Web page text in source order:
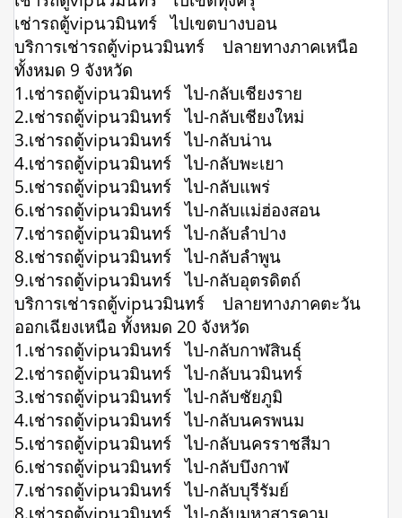
เช่ารถตู้vipนวมินทร์ ไปเขตบางบอน
บริการเช่ารถตู้vipนวมินทร์ ปลายทางภาคเหนือ
ทั้งหมด 9 จังหวัด
1.เช่ารถตู้vipนวมินทร์ ไป-กลับเชียงราย
2.เช่ารถตู้vipนวมินทร์ ไป-กลับเชียงใหม่
3.เช่ารถตู้vipนวมินทร์ ไป-กลับน่าน
4.เช่ารถตู้vipนวมินทร์ ไป-กลับพะเยา
5.เช่ารถตู้vipนวมินทร์ ไป-กลับแพร่
6.เช่ารถตู้vipนวมินทร์ ไป-กลับแม่ฮ่องสอน
7.เช่ารถตู้vipนวมินทร์ ไป-กลับลำปาง
8.เช่ารถตู้vipนวมินทร์ ไป-กลับลำพูน
9.เช่ารถตู้vipนวมินทร์ ไป-กลับอุตรดิตถ์
บริการเช่ารถตู้vipนวมินทร์ ปลายทางภาคตะวัน
ออกเฉียงเหนือ ทั้งหมด 20 จังหวัด
1.เช่ารถตู้vipนวมินทร์ ไป-กลับกาฬสินธุ์
2.เช่ารถตู้vipนวมินทร์ ไป-กลับนวมินทร์
3.เช่ารถตู้vipนวมินทร์ ไป-กลับชัยภูมิ
4.เช่ารถตู้vipนวมินทร์ ไป-กลับนครพนม
5.เช่ารถตู้vipนวมินทร์ ไป-กลับนครราชสีมา
6.เช่ารถตู้vipนวมินทร์ ไป-กลับบึงกาฬ
7.เช่ารถตู้vipนวมินทร์ ไป-กลับบุรีรัมย์
8.เช่ารถตู้vipนวมินทร์ ไป-กลับมหาสารคาม